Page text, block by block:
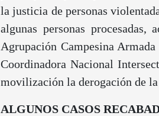
la justicia de personas
algunas personas
Agrupación Campesina
Coordinadora Nacional
movilización la derogación de
ALGUNOS CASOS